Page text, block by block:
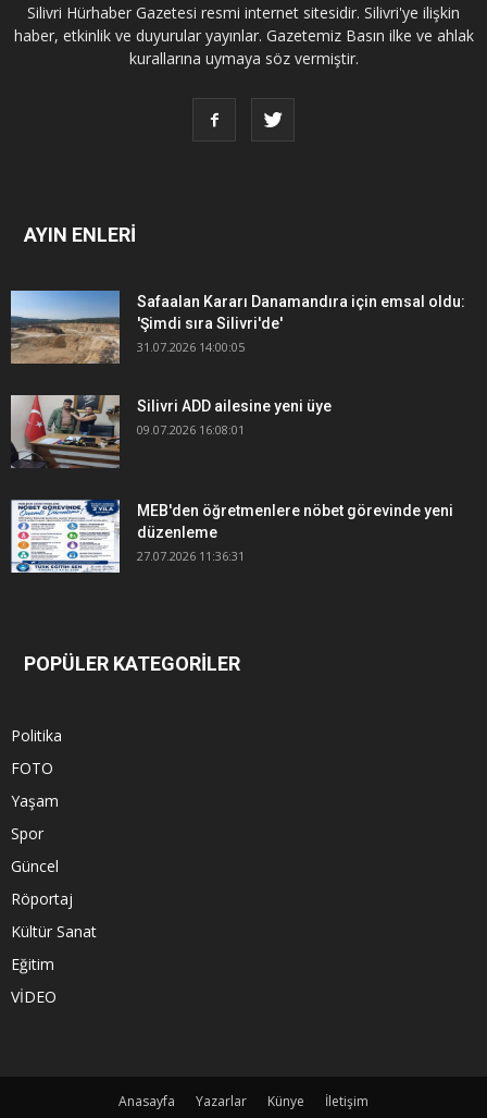
Silivri Hürhaber Gazetesi resmi internet sitesidir. Silivri'ye ilişkin
haber, etkinlik ve duyurular yayınlar. Gazetemiz Basın ilke ve ahlak
kurallarına uymaya söz vermiştir.
AYIN ENLERİ
Safaalan Kararı Danamandıra için emsal oldu:
'Şimdi sıra Silivri'de'
31.07.2026 14:00:05
Silivri ADD ailesine yeni üye
09.07.2026 16:08:01
MEB'den öğretmenlere nöbet görevinde yeni
düzenleme
27.07.2026 11:36:31
POPÜLER KATEGORİLER
Politika
FOTO
Yaşam
Spor
Güncel
Röportaj
Kültür Sanat
Eğitim
VİDEO
Anasayfa Yazarlar Künye
İletişim